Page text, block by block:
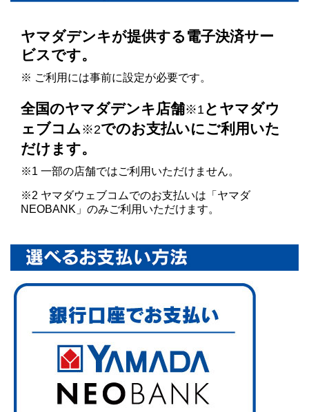
ヤマダデンキが提供する電子決済サー
ビスです。
※ ご利用には事前に設定が必要です。
全国のヤマダデンキ店舗※1とヤマダウ
ェブコム ※2でのお支払いにご利用いた
だけます。
※1 一部の店舗ではご利用いただけません。
※2 ヤマダウェブコムでのお支払いは「ヤマダ
NEOBANK」のみご利用いただけます。